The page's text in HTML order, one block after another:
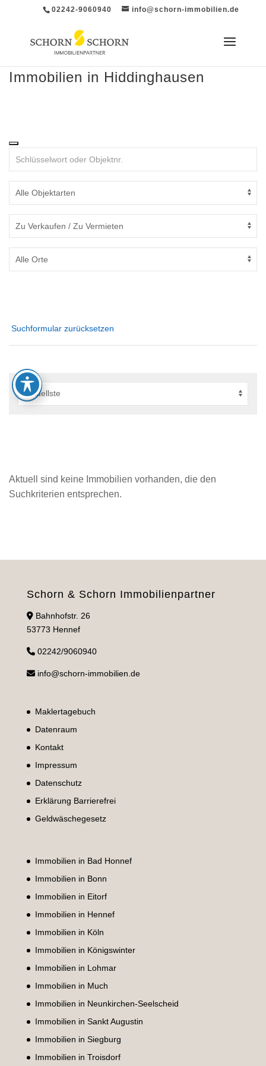
02242-9060940 info@schorn-immobilien.de
Immobilien in Hiddinghausen
Suchformular zurücksetzen
Aktuell sind keine Immobilien vorhanden, die den
Suchkriterien entsprechen.
Schorn & Schorn Immobilienpartner
Bahnhofstr. 26
53773 Hennef
02242/9060940
info@schorn-immobilien.de
Maklertagebuch
Datenraum
Kontakt
Impressum
Datenschutz
Erklärung Barrierefrei
Geldwäschegesetz
Immobilien in Bad Honnef
Immobilien in Bonn
Immobilien in Eitorf
Immobilien in Hennef
Immobilien in Köln
Immobilien in Königswinter
Immobilien in Lohmar
Immobilien in Much
Immobilien in Neunkirchen-Seelscheid
Immobilien in Sankt Augustin
Immobilien in Siegburg
Immobilien in Troisdorf